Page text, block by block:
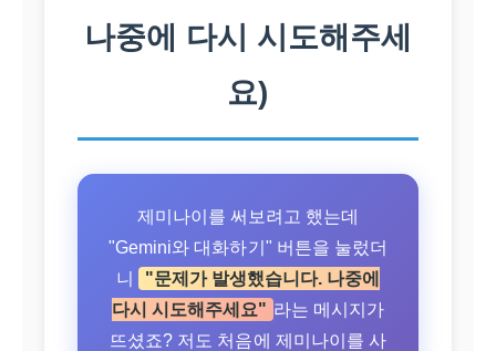
나중에 다시 시도해주세
요)
제미나이를 써보려고 했는데
"Gemini와 대화하기" 버튼을 눌렀더
니
"문제가 발생했습니다. 나중에
다시 시도해주세요" 라는 메시지가
뜨셨죠? 저도 처음에 제미나이를 사